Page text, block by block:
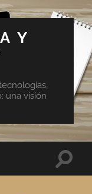
Y
una visión